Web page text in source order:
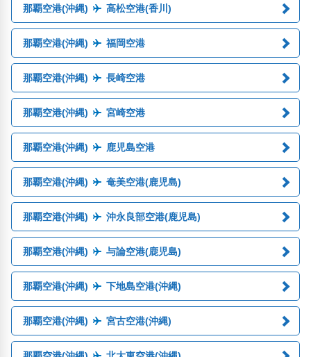
那覇空港(沖縄) 高松空港(香川)
那覇空港(沖縄) 福岡空港
那覇空港(沖縄) 長崎空港
那覇空港(沖縄) 宮崎空港
那覇空港(沖縄) 鹿児島空港
那覇空港(沖縄) 奄美空港(鹿児島)
那覇空港(沖縄) 沖永良部空港(鹿児島)
那覇空港(沖縄) 与論空港(鹿児島)
那覇空港(沖縄) 下地島空港(沖縄)
那覇空港(沖縄) 宮古空港(沖縄)